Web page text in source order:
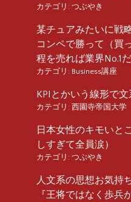
カテゴリ: つぶやき
某チュアみたいに戦
コンペで勝って（買
程を売れば業界No.1
カテゴリ: Business講座
KPIとかいう線形で
カテゴリ: 西園寺帝国大
日本女性のキモいと
しすぎて全員涙）
カテゴリ: つぶやき
人文系の思想お気持
『王将ではなく歩兵